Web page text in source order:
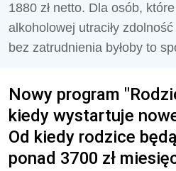
1880 zł netto. Dla osób,
alkoholowej utraciły
bez zatrudnienia byłoby to
Nowy program
kiedy wystartuje
Od kiedy rodzice
ponad 3700 zł